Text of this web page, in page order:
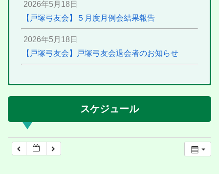
2026年5月18日
【戸塚弓友会】５月度月例会結果報告
2026年5月18日
【戸塚弓友会】戸塚弓友会退会者のお知らせ
スケジュール